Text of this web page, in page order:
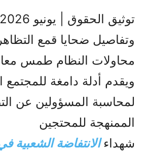
وتفاصيل ضحايا قمع
محاولات النظام طمس
ويقدم أدلة دامغة للمجتمع
لمحاسبة المسؤولين عن
الممنهجة للمحتجين
شهداءالانتفاضة الشعبية في